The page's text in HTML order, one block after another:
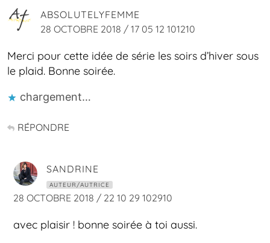
ABSOLUTELYFEMME
28 OCTOBRE 2018 / 17 05 12 101210
Merci pour cette idée de série les soirs d’hiver sous
le plaid. Bonne soirée.
chargement…
RÉPONDRE
SANDRINE
AUTEUR/AUTRICE
28 OCTOBRE 2018 / 22 10 29 102910
avec plaisir ! bonne soirée à toi aussi.